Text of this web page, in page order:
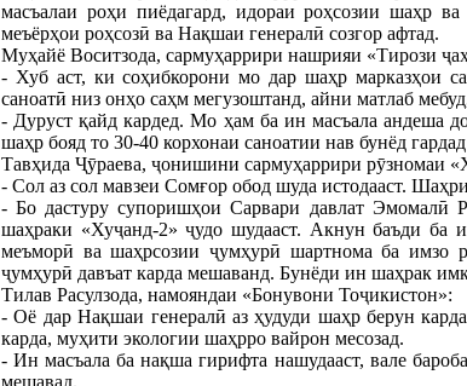
масъалаи роҳи пиёдагард, идораи роҳсозии шаҳр
меъёрҳои роҳсозӣ ва Нақшаи генералӣ созгор афтад.
Муҳайё Воситзода, сармуҳаррири нашрияи «Тирози
- Хуб аст, ки соҳибкорони мо дар шаҳр марказҳои
саноатӣ низ онҳо саҳм мегузоштанд, айни матлаб
- Дуруст қайд кардед. Мо ҳам ба ин масъала андеша
шаҳр бояд то 30-40 корхонаи саноатии нав бунёд
Тавҳида Ҷӯраева, ҷонишини сармуҳаррири рӯзномаи
- Сол аз сол мавзеи Сомғор обод шуда истодааст.
- Бо дастуру супоришҳои Сарвари давлат Эмомалӣ
шаҳраки «Хуҷанд-2» ҷудо шудааст. Акнун баъди ба
меъморӣ ва шаҳрсозии ҷумҳурӣ шартнома ба имзо
ҷумҳурӣ давъат карда мешаванд. Бунёди ин шаҳрак
Тилав Расулзода, намояндаи «Бонувони Тоҷикистон»:
- Оё дар Нақшаи генералӣ аз ҳудуди шаҳр берун
карда, муҳити экологии шаҳрро вайрон месозад.
- Ин масъала ба нақша гирифта нашудааст, вале
мешавад.